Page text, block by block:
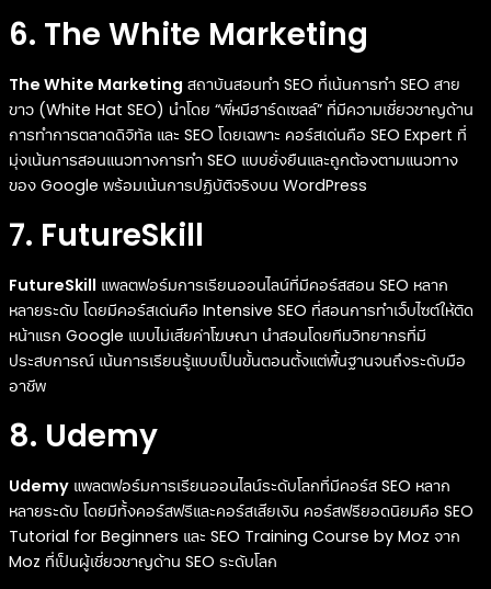
6. The White Marketing
The White Marketing สถาบันสอนทำ SEO ที่เน้นการทำ SEO สาย
ขาว (White Hat SEO) นำโดย “พี่หมีฮาร์ดเซลล์” ที่มีความเชี่ยวชาญด้าน
การทำการตลาดดิจิทัล และ SEO โดยเฉพาะ คอร์สเด่นคือ SEO Expert ที่
มุ่งเน้นการสอนแนวทางการทำ SEO แบบยั่งยืนและถูกต้องตามแนวทาง
ของ Google พร้อมเน้นการปฏิบัติจริงบน WordPress
7. FutureSkill
FutureSkill แพลตฟอร์มการเรียนออนไลน์ที่มีคอร์สสอน SEO หลาก
หลายระดับ โดยมีคอร์สเด่นคือ Intensive SEO ที่สอนการทำเว็บไซต์ให้ติด
หน้าแรก Google แบบไม่เสียค่าโฆษณา นำสอนโดยทีมวิทยากรที่มี
ประสบการณ์ เน้นการเรียนรู้แบบเป็นขั้นตอนตั้งแต่พื้นฐานจนถึงระดับมือ
อาชีพ
8. Udemy
Udemy แพลตฟอร์มการเรียนออนไลน์ระดับโลกที่มีคอร์ส SEO หลาก
หลายระดับ โดยมีทั้งคอร์สฟรีและคอร์สเสียเงิน คอร์สฟรียอดนิยมคือ SEO
Tutorial for Beginners และ SEO Training Course by Moz จาก
Moz ที่เป็นผู้เชี่ยวชาญด้าน SEO ระดับโลก